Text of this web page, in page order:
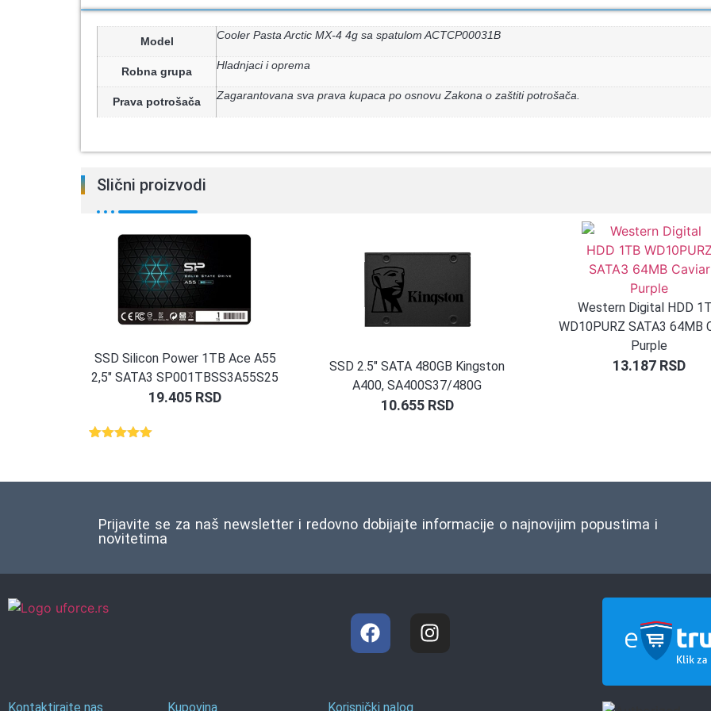
Model Cooler Pasta Arctic MX-4 4g sa spatulom ACTCP00031B
Robna grupa Hladnjaci i oprema
Prava potrošača Zagarantovana sva prava kupaca po osnovu Zakona o zaštiti potrošača.
Slični proizvodi
SSD Silicon Power 1TB Ace A55
2,5″ SATA3 SP001TBSS3A55S25
19.405 RSD
ocene
SSD 2.5″ SATA 480GB Kingston
A400, SA400S37/480G
10.655 RSD
Western Digital HDD
WD10PURZ SATA3 64MB
Purple
13.187 RSD
Prijavite se za naš newsletter i redovno dobijajte informacije o najnovijim popustima i
novitetima
Kontaktirajte nas Kupovina Korisnički nalog